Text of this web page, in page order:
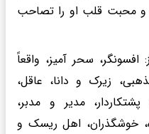
محبت قلب او را تصاحب
سحر آمیز، واقعاً
زیرک و دانا، عاقل،
مدیر و مدبر،
خوشگذران، اهل ریسک و